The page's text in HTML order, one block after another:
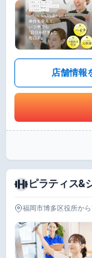
店舗情報
ピラティス&
福岡市博多区役所から